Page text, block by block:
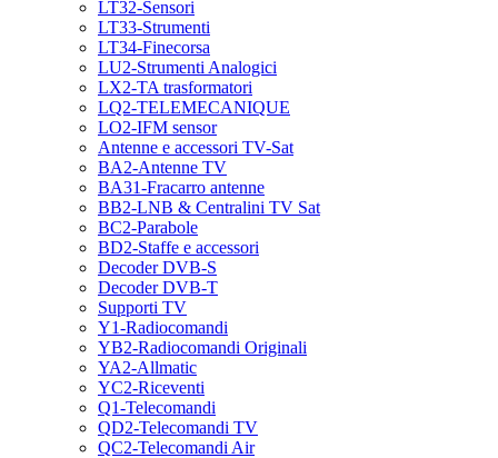
LT32-Sensori
LT33-Strumenti
LT34-Finecorsa
LU2-Strumenti Analogici
LX2-TA trasformatori
LQ2-TELEMECANIQUE
LO2-IFM sensor
Antenne e accessori TV-Sat
BA2-Antenne TV
BA31-Fracarro antenne
BB2-LNB & Centralini TV Sat
BC2-Parabole
BD2-Staffe e accessori
Decoder DVB-S
Decoder DVB-T
Supporti TV
Y1-Radiocomandi
YB2-Radiocomandi Originali
YA2-Allmatic
YC2-Riceventi
Q1-Telecomandi
QD2-Telecomandi TV
QC2-Telecomandi Air